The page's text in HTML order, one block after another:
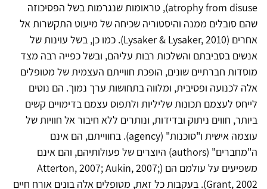
atrophy from disuse), טראומות שנגרמות בשל הפסיכוזה
שהם סובלים ממנה והיסטוריה שכיחה של מיעוט התקשרות אל
אחרים (Lysaker & Lysaker, 2010). כמו כן, בשל עוינות של
אנשים בסביבתם והשלכות רבות עליהם, ובשל כפייה רבה מצד
מוסדות חברתיים שונים, הופכת חווייתם העצמית של מטופלים
אלה לכנועה ופסיבית, ומלווה בתחושות ערך נמוך. הם נוטים
לייחס לעצמם תכונות שליליות ולתפוס עצמם בדימויים קשים
ביותר, חווים ניתוק ובדידות, ונותרים ללא חיבור אל חוויות של
עוצמה אישית ו"סוכנות" (agency). בחווייתם, הם אינם
ה"מחברים" (authors) היוצרים של פעולותיהם, והם אינם
משפיעים על עולמם הם (Atterton, 2007; Aukin, 2007;
Grant, 2002). בעקבות כל זאת, מטופלים אלה בונים אורח חיים